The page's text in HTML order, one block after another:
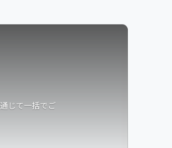
じて一括でご